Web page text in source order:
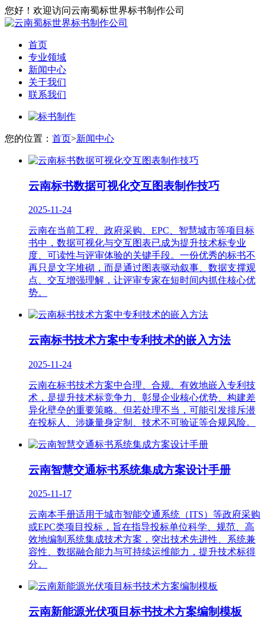
您好！欢迎访问云南蜀标世界标书制作公司
首页
专业领域
新闻中心
关于我们
联系我们
您的位置： 首页>新闻中心
云南标书数据可视化交互图表制作技巧
2025-11-24
云南在当前工程、政府采购、EPC、智慧城市等项目标
书中，数据可视化与交互图表已成为提升技术标专业
度、可读性与评审体验的关键手段。一份优秀的标书不
再只是文字堆砌，而是通过图表驱动叙事、数据支撑观
点、交互增强理解，让评审专家在短时间内抓住核心优
势。
云南标书技术方案中专利技术的嵌入方法
2025-11-24
云南在标书技术方案中合理、合规、有效地嵌入专利技
术，是提升技术标竞争力、彰显企业核心优势、构建差
异化壁垒的重要策略。但若处理不当，可能引发排斥潜
在投标人、涉嫌量身定制、技术不可验证等合规风险。
云南智慧交通标书系统集成方案设计手册
2025-11-17
云南本手册适用于城市智能交通系统（ITS）等政府采购
或EPC类项目投标，旨在指导投标单位科学、规范、高
效地编制系统集成技术方案，突出技术先进性、系统兼
容性、数据融合能力与可持续运维能力，提升技术标得
分。
云南新能源光伏项目标书技术方案编制模板